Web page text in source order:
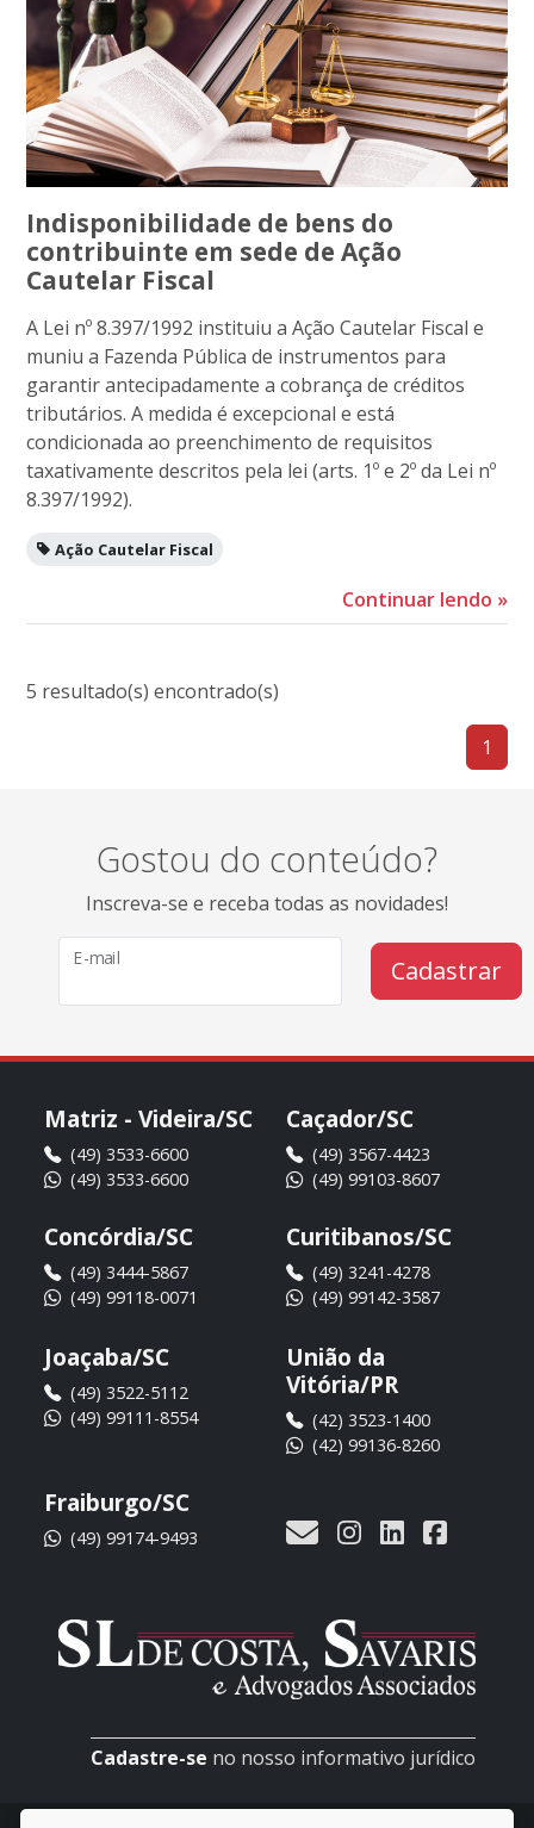
Indisponibilidade de bens do
contribuinte em sede de Ação
Cautelar Fiscal
A Lei nº 8.397/1992 instituiu a Ação Cautelar Fiscal e
muniu a Fazenda Pública de instrumentos para
garantir antecipadamente a cobrança de créditos
tributários. A medida é excepcional e está
condicionada ao preenchimento de requisitos
taxativamente descritos pela lei (arts. 1º e 2º da Lei nº
8.397/1992).
Ação Cautelar Fiscal
Continuar lendo »
5 resultado(s) encontrado(s)
1
Gostou do conteúdo?
Inscreva-se e receba todas as novidades!
E-mail Cadastrar
Matriz - Videira/SC
(49) 3533-6600
(49) 3533-6600
Caçador/SC
(49) 3567-4423
(49) 99103-8607
Concórdia/SC
(49) 3444-5867
(49) 99118-0071
Curitibanos/SC
(49) 3241-4278
(49) 99142-3587
Joaçaba/SC
(49) 3522-5112
(49) 99111-8554
União da
Vitória/PR
(42) 3523-1400
(42) 99136-8260
Fraiburgo/SC
(49) 99174-9493
Cadastre-se no nosso informativo jurídico